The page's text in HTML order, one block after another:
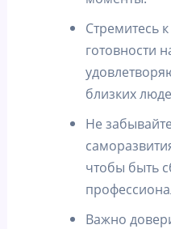
Стремитесь
готовности
близких
Не
чтобы быть
Важно